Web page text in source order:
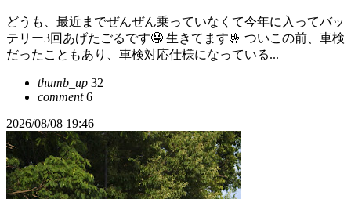
どうも、最近までぜんぜん乗っていなくて今年に入ってバッ
テリー3回あげたごるです🤤 生きてます🤟 ついこの前、車検
だったこともあり、車検対応仕様になっている...
thumb_up 32
comment6
2026/08/08 19:46